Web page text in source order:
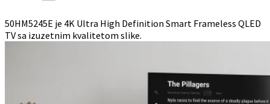
50HM5245E je 4K Ultra High Definition Smart Frameless QLED
TV sa izuzetnim kvalitetom slike.